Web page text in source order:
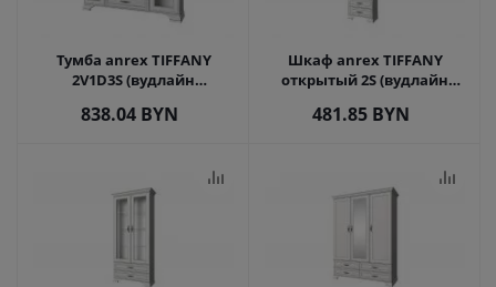
Тумба anrex TIFFANY
2V1D3S (вудлайн
838.04 BYN
Шкаф anrex TIFFANY
открытый 2S (вудлайн
481.85 BYN